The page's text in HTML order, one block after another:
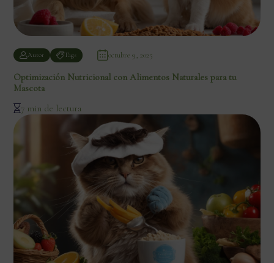
Autor Tags octubre 9, 2025
Optimización Nutricional con Alimentos Naturales para tu
Mascota
7 min de lectura